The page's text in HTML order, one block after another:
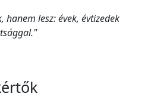
hanem lesz: évek, évtizedek